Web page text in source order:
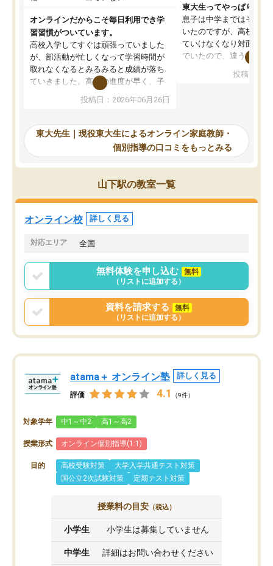
オンラインだからこそ毎日利用でき学
習習慣がついています。
高校入学してすぐは頑張っていました
が、部活動が忙しくなって学習時間が
取れなくなるとみるみると成績が落ち
ていきました。高校の進度が早く、子
供も家に帰って勉強の話すると嫌な反
応を示します。東大先生にお願いして
れるので、親としても安心です。毎日
使える自習室とかもあり、わからない
ところがあれば先生が回答してくれる
のも重宝しています。
投稿日：2026年06月26日
東大生ってやっぱりすご
息子は中学まではそこそ
いたのですが、高校に入
ていけなくなり対面の塾
でいたので、違うアプロ
で、当初は模試でD判定
自習室が毎日使えていつ
るのが心強かったよう
謝です。
投稿日：
東大先生｜現役東大生によるオンライン家庭教師・
個別指導の口コミをもっとみる
山下駅の教室一覧
オンライン校 詳しく見る
対応エリア 全国
無料体験を申し込む
無料
（リストに追加する）
資料を請求する
無料
（リストに追加する）
atama＋ オンライン塾 詳しく見る
評価 4.1 （9件）
対象学年 中1～中2 高1～高2
授業形式 オンライン個別指導(1:1)
目的 高校受験対策
大学入学共通テスト対策
国公立2次試験対策
定期テスト対策
授業料の目安 （税込）
小学生 小学生は募集していません
中学生 詳細はお問い合わせください